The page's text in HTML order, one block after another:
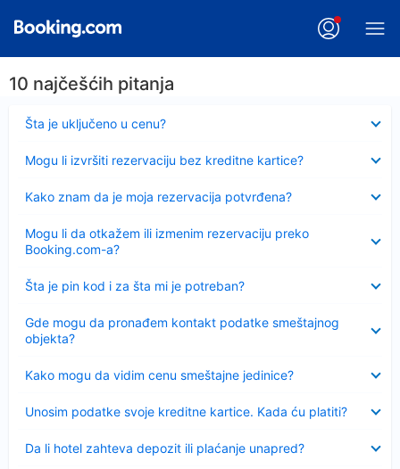
10 najčešćih pitanja
Šta je uključeno u cenu?
Sažeto
Mogu li izvršiti rezervaciju bez kreditne kartice?
Kako znam da je moja rezervacija potvrđena?
Mogu li da otkažem ili izmenim rezervaciju preko
Booking.com-a?
Šta je pin kod i za šta mi je potreban?
Sažeto
Gde mogu da pronađem kontakt podatke smeštajnog
objekta?
Kako mogu da vidim cenu smeštajne jedinice?
Unosim podatke svoje kreditne kartice. Kada ću platiti?
Da li hotel zahteva depozit ili plaćanje unapred?